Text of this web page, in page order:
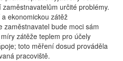
určité problémy.
ekonomickou zátěž
zaměstnavatel bude moci sám
zátěže teplem pro účely
toto měření dosud prováděla
pracoviště.